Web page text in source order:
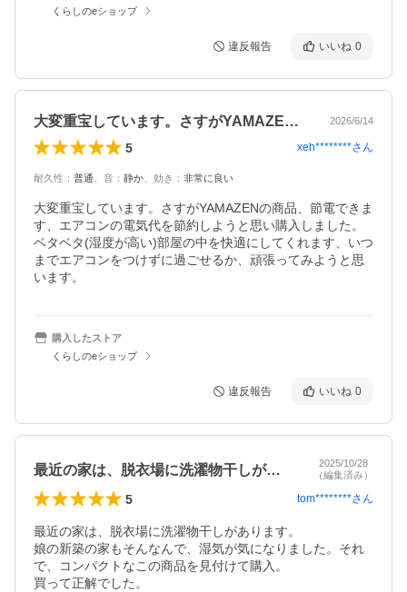
くらしのeショップ
違反報告 いいね 0
大変重宝しています。さすがYAMAZE… 2026/6/14
5 xeh********さん
耐久性 ： 普通 音 ： 静か 効き ： 非常に良い
大変重宝しています。さすがYAMAZENの商品、節電できま
す、エアコンの電気代を節約しようと思い購入しました。
ベタベタ(湿度が高い)部屋の中を快適にしてくれます、いつ
までエアコンをつけずに過ごせるか、頑張ってみようと思
います。
購入したストア
くらしのeショップ
違反報告 いいね 0
最近の家は、脱衣場に洗濯物干しがありま…
2025/10/28
（編集済み）
5 tom********さん
最近の家は、脱衣場に洗濯物干しがあります。
娘の新築の家もそんなんで、湿気が気になりました。それ
で、コンパクトなこの商品を見付けて購入。
買って正解でした。